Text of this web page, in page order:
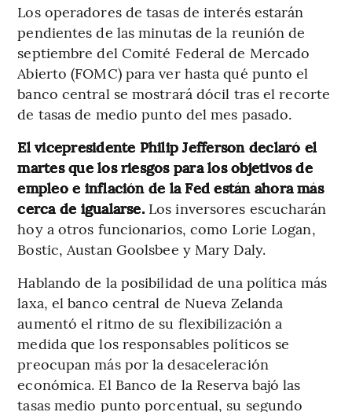
Los operadores de tasas de interés estarán
pendientes de las minutas de la reunión de
septiembre del Comité Federal de Mercado
Abierto (FOMC) para ver hasta qué punto el
banco central se mostrará dócil tras el recorte
de tasas de medio punto del mes pasado.
El vicepresidente Philip Jefferson declaró el
martes que los riesgos para los objetivos de
empleo e inflación de la Fed están ahora más
cerca de igualarse.Los inversores escucharán
hoy a otros funcionarios, como Lorie Logan,
Bostic, Austan Goolsbee y Mary Daly.
Hablando de la posibilidad de una política más
laxa, el banco central de Nueva Zelanda
aumentó el ritmo de su flexibilización a
medida que los responsables políticos se
preocupan más por la desaceleración
económica. El Banco de la Reserva bajó las
tasas medio punto porcentual, su segundo